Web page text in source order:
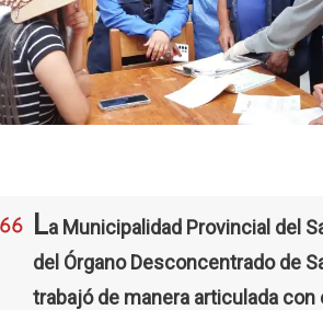
La Municipalidad Provincial del
del Órgano Desconcentrado de
trabajó de manera articulada